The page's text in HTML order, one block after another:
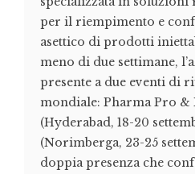
per il riempimento e
asettico di prodotti
meno di due settimane,
presente a due eventi di
mondiale: Pharma Pro &
(Hyderabad, 18-20
(Norimberga, 23-25
doppia presenza che